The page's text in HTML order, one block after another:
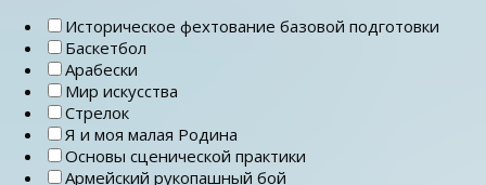
Историческое фехтование базовой подготовки
Баскетбол
Арабески
Мир искусства
Стрелок
Я и моя малая Родина
Основы сценической практики
Армейский рукопашный бой